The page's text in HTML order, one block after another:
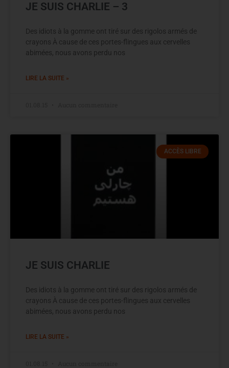
JE SUIS CHARLIE – 3
Des idiots à la gomme ont tiré sur des rigolos armés de
crayons À cause de ces portes-flingues aux cervelles
abimées, nous avons perdu nos
LIRE LA SUITE »
ACCÈS LIBRE
JE SUIS CHARLIE
Des idiots à la gomme ont tiré sur des rigolos armés de
crayons À cause de ces portes-flingues aux cervelles
abimées, nous avons perdu nos
LIRE LA SUITE »